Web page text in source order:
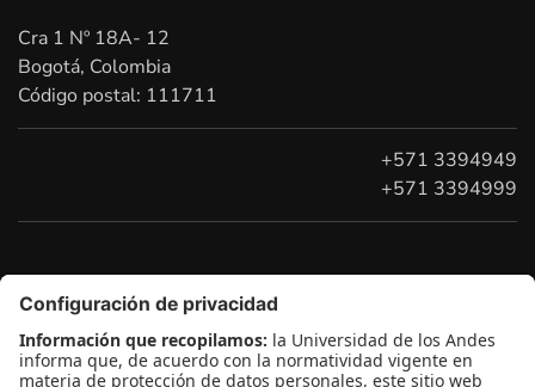
Cra 1 Nº 18A- 12
Bogotá, Colombia
Código postal: 111711
+571 3394949
+571 3394999